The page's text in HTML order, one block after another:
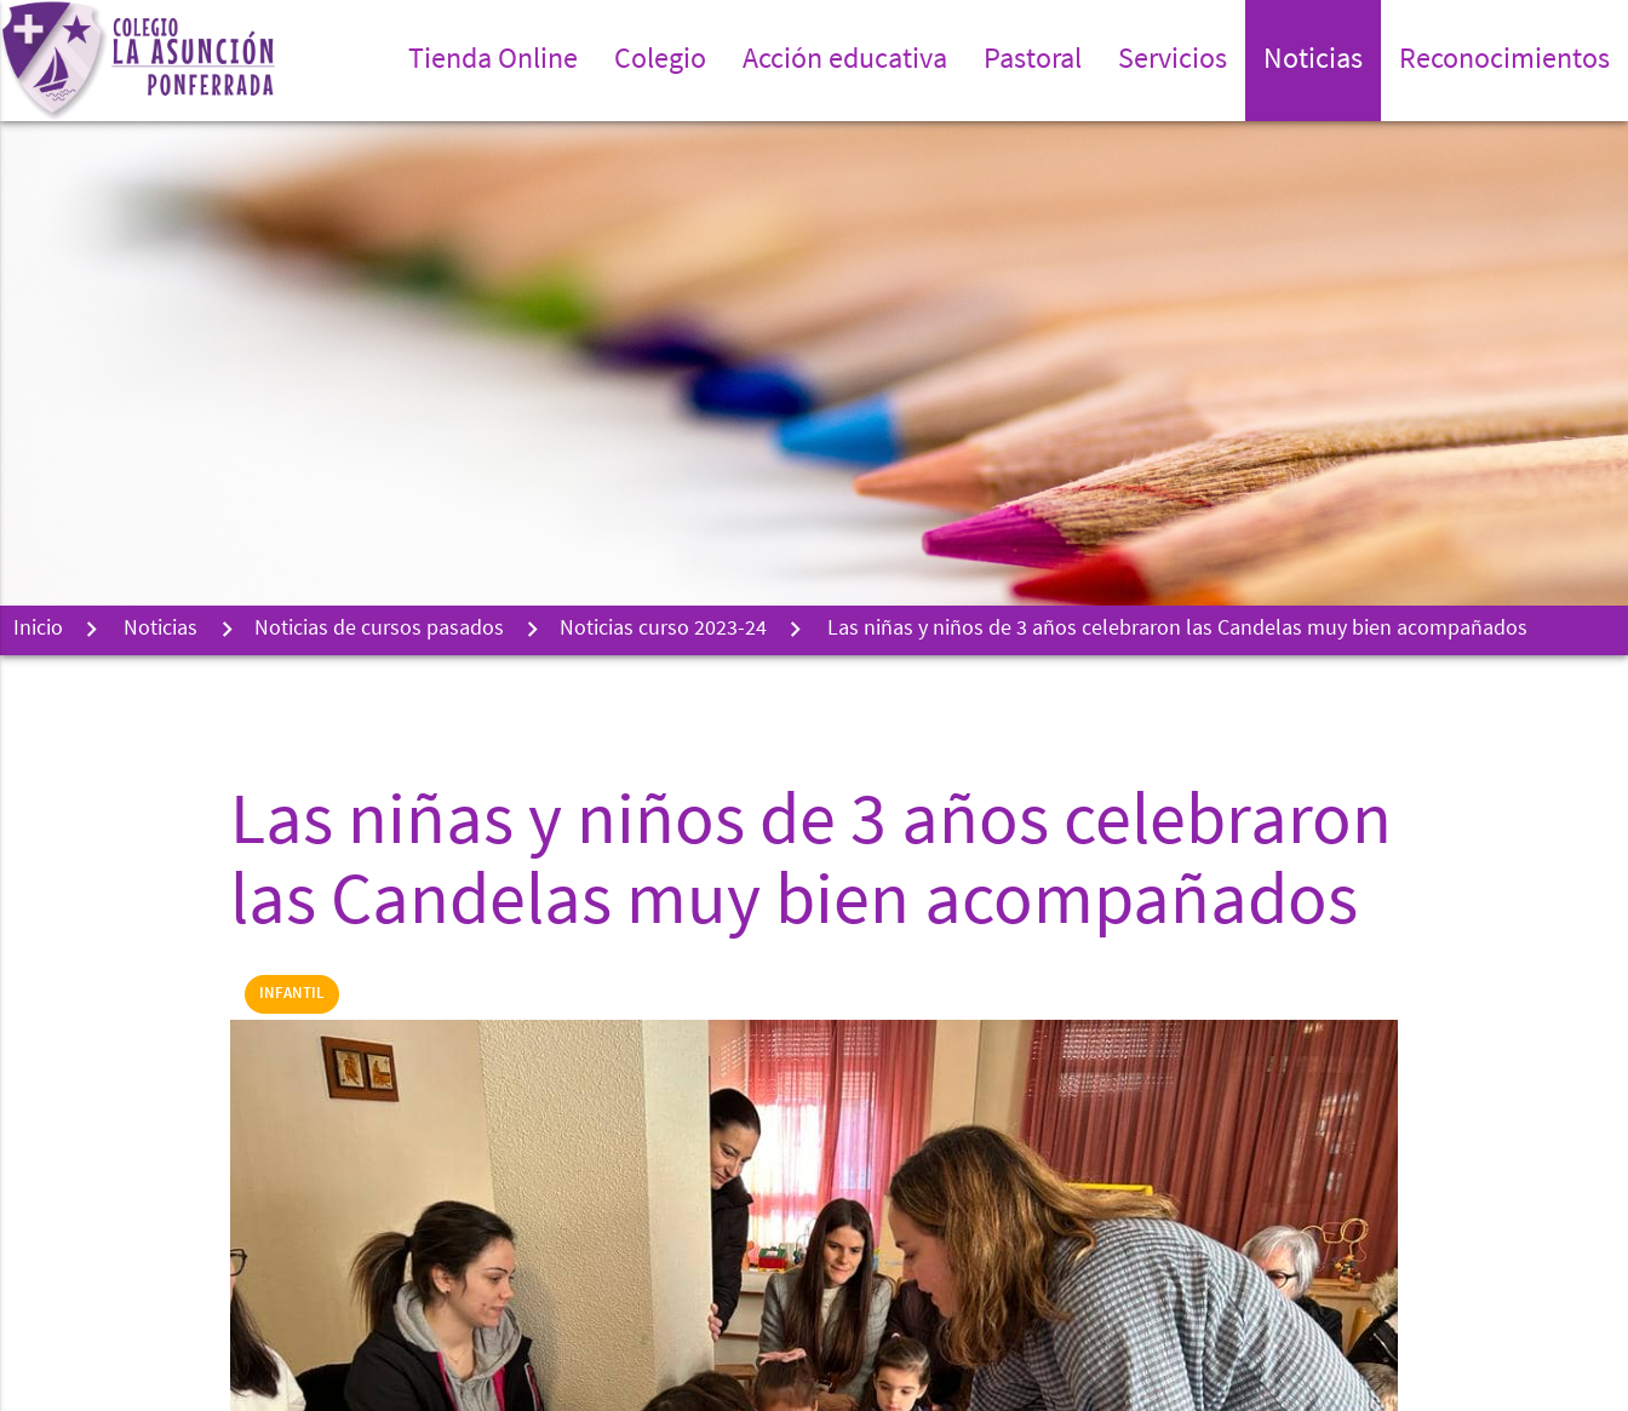
Tienda Online Colegio Acción educativa Pastoral Servicios Noticias Reconocimientos
Inicio Noticias Noticias de cursos pasados Noticias curso 2023-24 Las niñas y niños de 3 años celebraron las Candelas muy bien acompañados
Las niñas y niños de 3 años celebraron
las Candelas muy bien acompañados
INFANTIL